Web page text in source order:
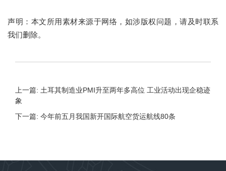
声明：本文所用素材来源于网络，如涉版权问题，请及时联系
我们删除。
上一篇: 土耳其制造业PMI升至两年多高位 工业活动出现企稳迹
象
下一篇: 今年前五月我国新开国际航空货运航线80条